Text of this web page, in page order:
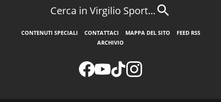
Cerca in Virgilio Sport...
CONTENUTI SPECIALI CONTATTACI MAPPA DEL SITO
FEED RSS
ARCHIVIO